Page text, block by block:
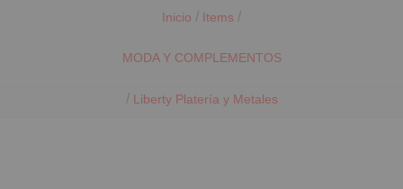
Inicio / Items /
MODA Y COMPLEMENTOS
/ Liberty Platería y Metales